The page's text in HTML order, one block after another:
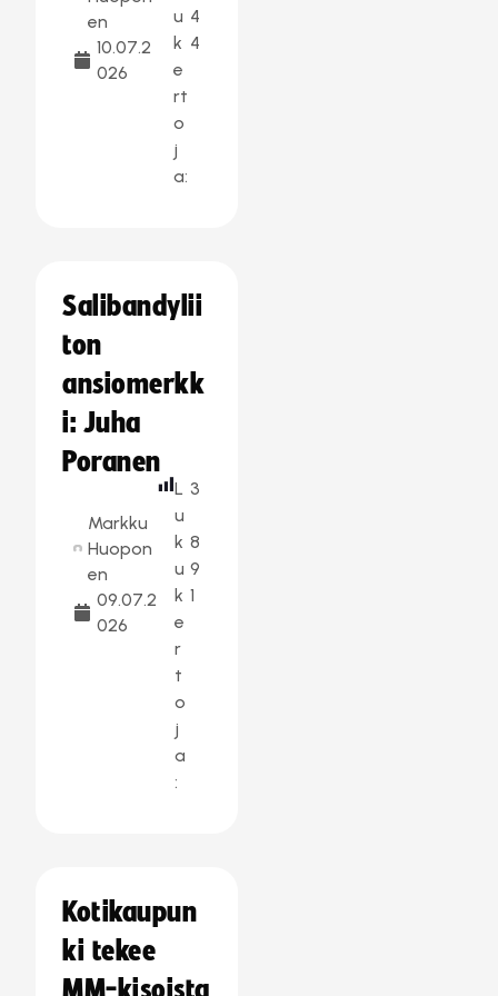
en
10.07.2
026
u
k
e
rt
o
j
a:
4
4
Salibandylii
ton
ansiomerkk
i: Juha
Poranen
Markku
Huopon
en
09.07.2
026
L
u
k
u
k
e
r
t
o
j
a
:
3
8
9
1
Kotikaupun
ki tekee